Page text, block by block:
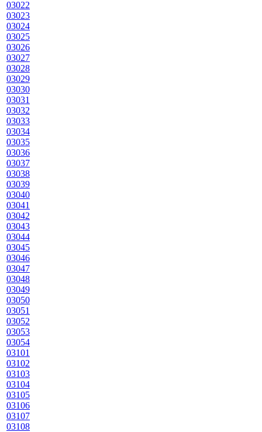
03022
03023
03024
03025
03026
03027
03028
03029
03030
03031
03032
03033
03034
03035
03036
03037
03038
03039
03040
03041
03042
03043
03044
03045
03046
03047
03048
03049
03050
03051
03052
03053
03054
03101
03102
03103
03104
03105
03106
03107
03108